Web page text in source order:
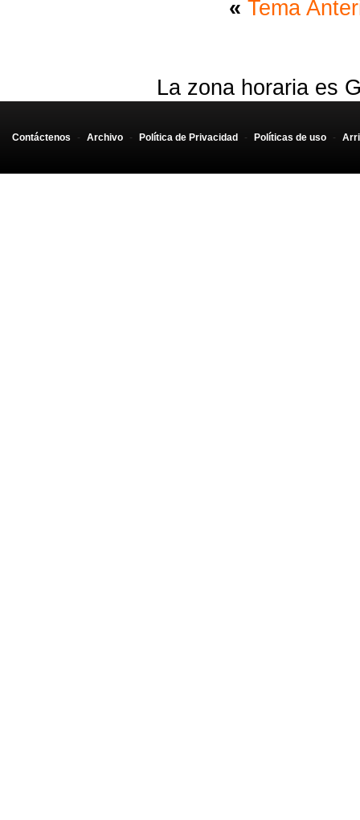
« Tema
La zona horaria es
Contáctenos - Archivo - Política de Privacidad - Políticas de uso -